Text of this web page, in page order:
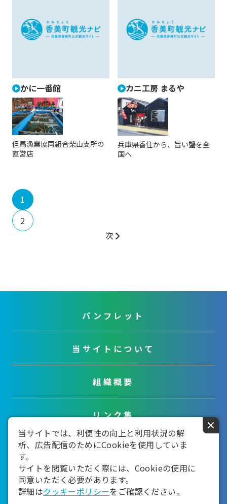
かに一番館
但馬漁業協同組合柴山支所の
直営店
カニ工房 まるや
兵庫県香住から、旨い蟹を全
国へ
1
2
次
パンフレット
当サイトについて
組織概要
リンク集
お問い合わせ
当サイトでは、利便性の向上と利用状況の解
析、広告配信のためにCookieを使用していま
す。
サイトを閲覧いただく際には、Cookieの使用に
同意いただく必要があります。
詳細はクッキーポリシーをご確認ください。
×